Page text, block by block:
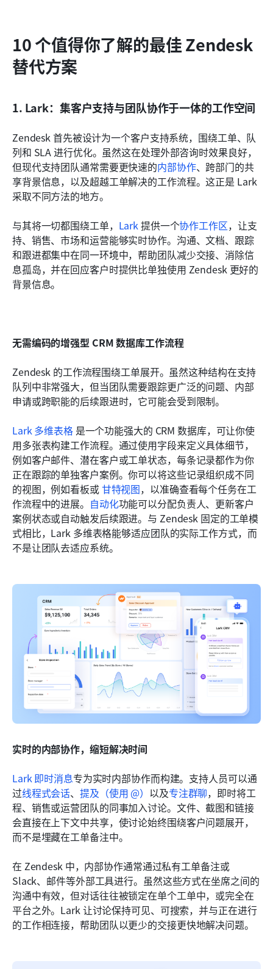
10 个值得你了解的最佳 Zendesk
替代方案
1. Lark：集客户支持与团队协作于一体的工作空间
Zendesk 首先被设计为一个客户支持系统，围绕工单、队
列和 SLA 进行优化。虽然这在处理外部咨询时效果良好，
但现代支持团队通常需要更快速的内部协作、跨部门的共
享背景信息，以及超越工单解决的工作流程。这正是 Lark
采取不同方法的地方。
与其将一切都围绕工单， Lark 提供一个协作工作区，让支
持、销售、市场和运营能够实时协作。沟通、文档、跟踪
和跟进都集中在同一环境中，帮助团队减少交接、消除信
息孤岛，并在回应客户时提供比单独使用 Zendesk 更好的
背景信息。
无需编码的增强型 CRM 数据库工作流程
Zendesk 的工作流程围绕工单展开。虽然这种结构在支持
队列中非常强大，但当团队需要跟踪更广泛的问题、内部
申请或跨职能的后续跟进时，它可能会受到限制。
Lark 多维表格 是一个功能强大的 CRM 数据库，可让你使
用多张表构建工作流程。通过使用字段来定义具体细节，
例如客户邮件、潜在客户或工单状态，每条记录都作为你
正在跟踪的单独客户案例。你可以将这些记录组织成不同
的视图，例如看板或 甘特视图，以准确查看每个任务在工
作流程中的进展。 自动化功能可以分配负责人、更新客户
案例状态或自动触发后续跟进。与 Zendesk 固定的工单模
式相比，Lark 多维表格能够适应团队的实际工作方式，而
不是让团队去适应系统。
实时的内部协作，缩短解决时间
Lark 即时消息专为实时内部协作而构建。支持人员可以通
过线程式会话、提及（使用 @） 以及专注群聊，即时将工
程、销售或运营团队的同事加入讨论。文件、截图和链接
会直接在上下文中共享，使讨论始终围绕客户问题展开，
而不是埋藏在工单备注中。
在 Zendesk 中，内部协作通常通过私有工单备注或
Slack、邮件等外部工具进行。虽然这些方式在坐席之间的
沟通中有效，但对话往往被锁定在单个工单中，或完全在
平台之外。Lark 让讨论保持可见、可搜索，并与正在进行
的工作相连接，帮助团队以更少的交接更快地解决问题。